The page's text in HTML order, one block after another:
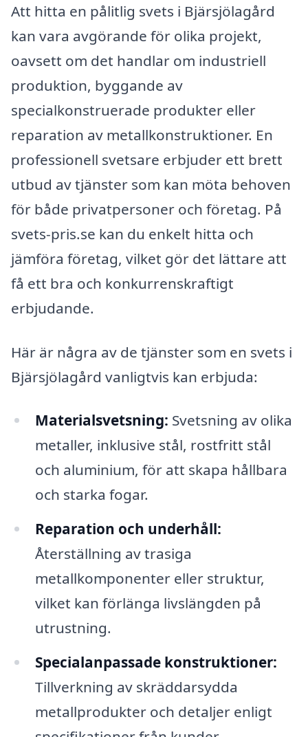
Att hitta en pålitlig svets i Bjärsjölagård
kan vara avgörande för olika projekt,
oavsett om det handlar om industriell
produktion, byggande av
specialkonstruerade produkter eller
reparation av metallkonstruktioner. En
professionell svetsare erbjuder ett brett
utbud av tjänster som kan möta behoven
för både privatpersoner och företag. På
svets-pris.se kan du enkelt hitta och
jämföra företag, vilket gör det lättare att
få ett bra och konkurrenskraftigt
erbjudande.
Här är några av de tjänster som en svets i
Bjärsjölagård vanligtvis kan erbjuda:
Materialsvetsning: Svetsning av olika
metaller, inklusive stål, rostfritt stål
och aluminium, för att skapa hållbara
och starka fogar.
Reparation och underhåll:
Återställning av trasiga
metallkomponenter eller struktur,
vilket kan förlänga livslängden på
utrustning.
Specialanpassade konstruktioner:
Tillverkning av skräddarsydda
metallprodukter och detaljer enligt